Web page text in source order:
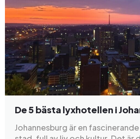
De 5 bästa lyxhotellen i
Johannesburg är en